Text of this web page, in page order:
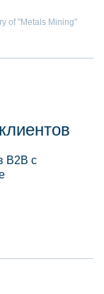
of "Metals Mining"
B2B с